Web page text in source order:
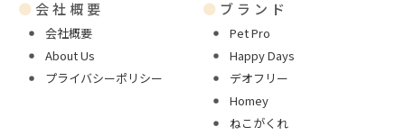
● 会社概要
会社概要
About Us
プライバシーポリシー
● ブランド
Pet Pro
Happy Days
デオフリー
Homey
ねこがくれ